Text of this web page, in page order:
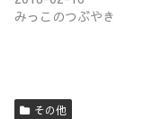
みっこのつぶやき
その他